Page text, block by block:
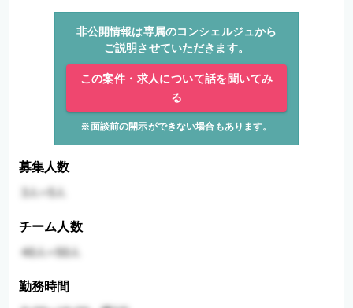
非公開情報は専属のコンシェルジュから
ご説明させていただきます。
この案件・求人について話を聞いてみ
る
※面談前の開示ができない場合もあります。
募集人数
チーム人数
勤務時間